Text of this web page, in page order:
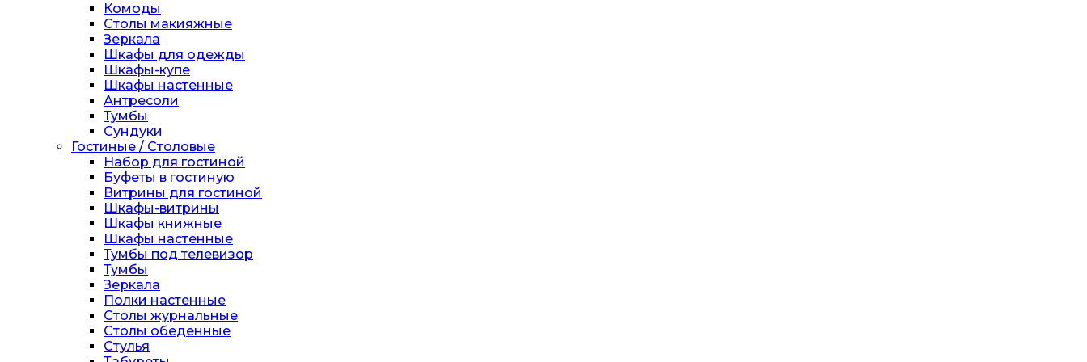
Комоды
Столы макияжные
Зеркала
Шкафы для одежды
Шкафы-купе
Шкафы настенные
Антресоли
Тумбы
Сундуки
Гостиные / Столовые
Набор для гостиной
Буфеты в гостиную
Витрины для гостиной
Шкафы-витрины
Шкафы книжные
Шкафы настенные
Тумбы под телевизор
Тумбы
Зеркала
Полки настенные
Столы журнальные
Столы обеденные
Стулья